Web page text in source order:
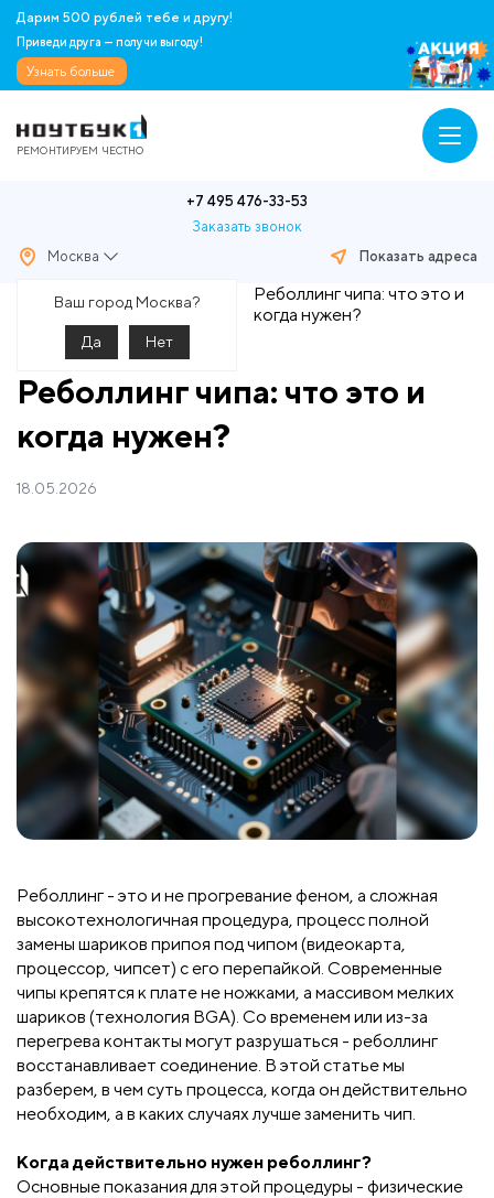
Дарим 500 рублей тебе и другу!
Приведи друга — получи выгоду!
Узнать больше
РЕМОНТИРУЕМ ЧЕСТНО
+7 495 476-33-53
Заказать звонок
Москва
Ваш город Москва?
Да Нет
Показать адреса
Главная Статьи
Реболлинг чипа: что это и
когда нужен?
Реболлинг чипа: что это и
когда нужен?
18.05.2026
Реболлинг - это и не прогревание феном, а сложная
высокотехнологичная процедура, процесс полной
замены шариков припоя под чипом (видеокарта,
процессор, чипсет) с его перепайкой. Современные
чипы крепятся к плате не ножками, а массивом мелких
шариков (технология BGA). Со временем или из-за
перегрева контакты могут разрушаться - реболлинг
восстанавливает соединение. В этой статье мы
разберем, в чем суть процесса, когда он действительно
необходим, а в каких случаях лучше заменить чип.
Когда действительно нужен реболлинг?
Основные показания для этой процедуры - физические